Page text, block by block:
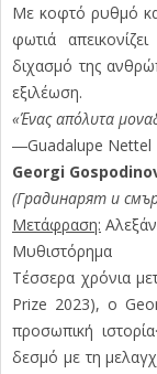
Με κοφτό ρυθμό
φωτιά
διχασμό της
εξιλέωση.
«Ένας απόλυτα
―Guadalupe Nettel
Georgi
(Градинарят и
Μετάφραση:
Μυθιστόρημα
Τέσσερα χρόνια
Prize 2023), ο
προσωπική
δεσμό με τη